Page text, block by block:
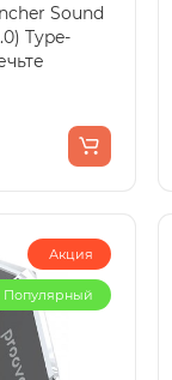
Sound
Type-
Акция
Популярный